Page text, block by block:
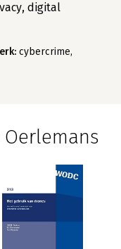
digital
cybercrime,
Oerlemans